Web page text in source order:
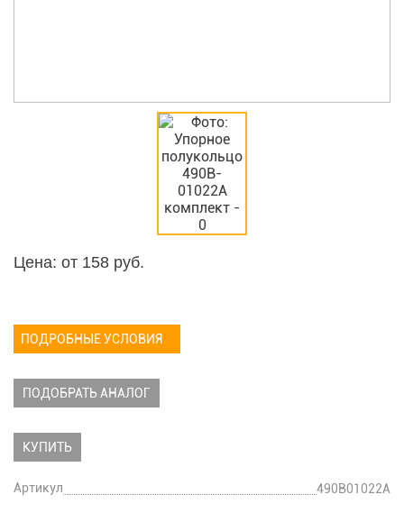
Цена: от 158 руб.
ПОДРОБНЫЕ УСЛОВИЯ
ПОДОБРАТЬ АНАЛОГ
КУПИТЬ
Артикул 490B01022A